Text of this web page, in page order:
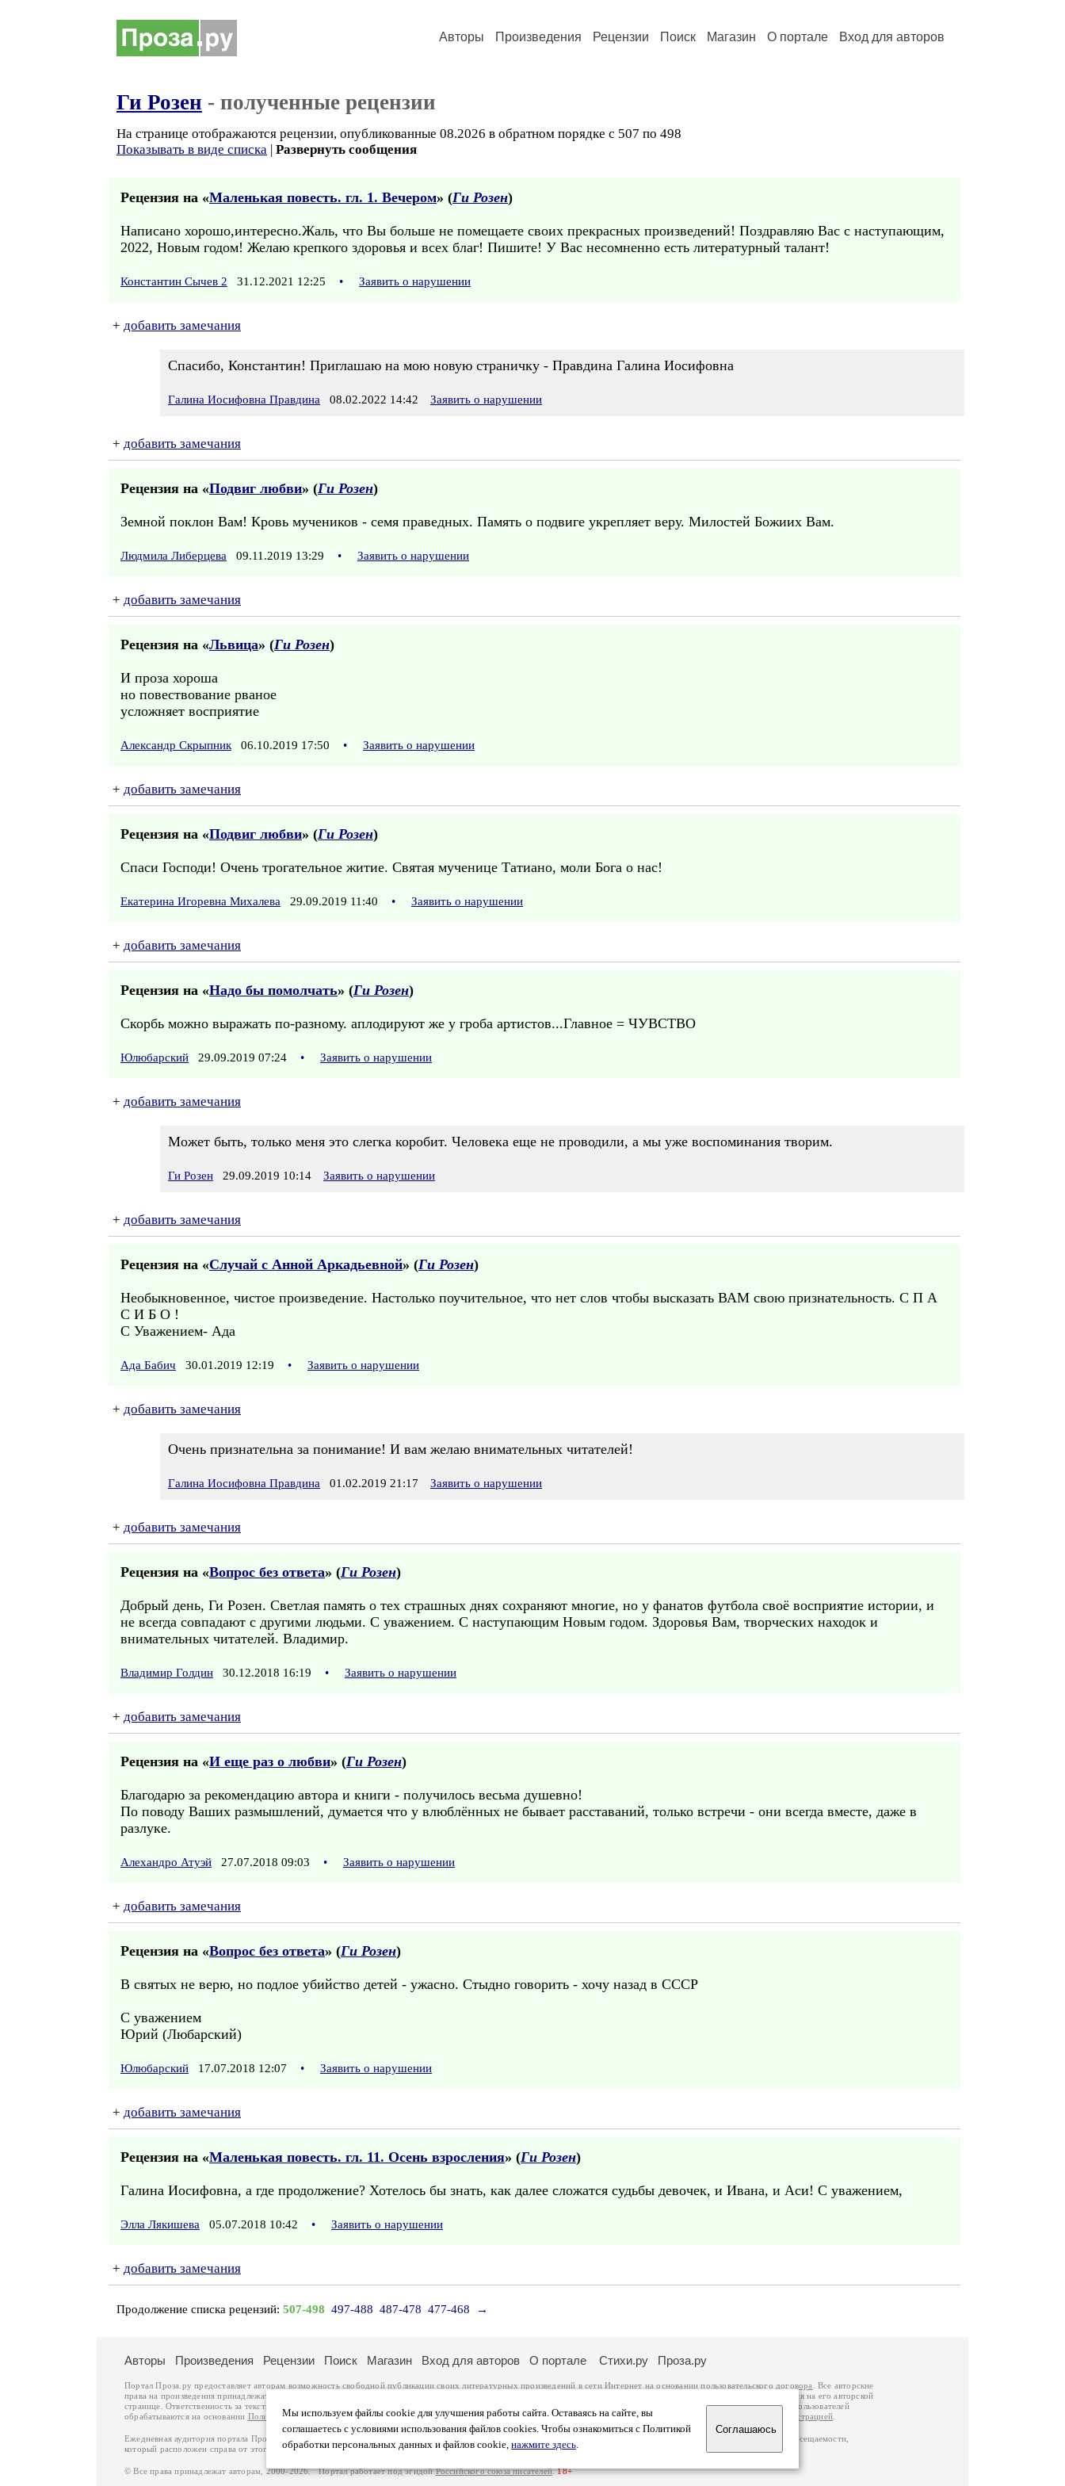
Авторы Произведения Рецензии Поиск Магазин О портале Вход для авторов
Ги Розен - полученные рецензии
На странице отображаются рецензии, опубликованные 08.2026 в обратном порядке с 507 по 498
Показывать в виде списка | Развернуть сообщения
Рецензия на «Маленькая повесть. гл. 1. Вечером» (Ги Розен)
Написано хорошо,интересно.Жаль, что Вы больше не помещаете своих прекрасных произведений! Поздравляю Вас с наступающим,
2022, Новым годом! Желаю крепкого здоровья и всех благ! Пишите! У Вас несомненно есть литературный талант!
Константин Сычев 2 31.12.2021 12:25 • Заявить о нарушении
+ добавить замечания
Спасибо, Константин! Приглашаю на мою новую страничку - Правдина Галина Иосифовна
Галина Иосифовна Правдина 08.02.2022 14:42 Заявить о нарушении
+ добавить замечания
Рецензия на «Подвиг любви» (Ги Розен)
Земной поклон Вам! Кровь мучеников - семя праведных. Память о подвиге укрепляет веру. Милостей Божиих Вам.
Людмила Либерцева 09.11.2019 13:29 • Заявить о нарушении
+ добавить замечания
Рецензия на «Львица» (Ги Розен)
И проза хороша
но повествование рваное
усложняет восприятие
Александр Скрыпник 06.10.2019 17:50 • Заявить о нарушении
+ добавить замечания
Рецензия на «Подвиг любви» (Ги Розен)
Спаси Господи! Очень трогательное житие. Святая мученице Татиано, моли Бога о нас!
Екатерина Игоревна Михалева 29.09.2019 11:40 • Заявить о нарушении
+ добавить замечания
Рецензия на «Надо бы помолчать» (Ги Розен)
Скорбь можно выражать по-разному. аплодируют же у гроба артистов...Главное = ЧУВСТВО
Юлюбарский 29.09.2019 07:24 • Заявить о нарушении
+ добавить замечания
Может быть, только меня это слегка коробит. Человека еще не проводили, а мы уже воспоминания творим.
Ги Розен 29.09.2019 10:14 Заявить о нарушении
+ добавить замечания
Рецензия на «Случай с Анной Аркадьевной» (Ги Розен)
Необыкновенное, чистое произведение. Настолько поучительное, что нет слов чтобы высказать ВАМ свою признательность. С П А
С И Б О !
С Уважением- Ада
Ада Бабич 30.01.2019 12:19 • Заявить о нарушении
+ добавить замечания
Очень признательна за понимание! И вам желаю внимательных читателей!
Галина Иосифовна Правдина 01.02.2019 21:17 Заявить о нарушении
+ добавить замечания
Рецензия на «Вопрос без ответа» (Ги Розен)
Добрый день, Ги Розен. Светлая память о тех страшных днях сохраняют многие, но у фанатов футбола своё восприятие истории, и
не всегда совпадают с другими людьми. С уважением. С наступающим Новым годом. Здоровья Вам, творческих находок и
внимательных читателей. Владимир.
Владимир Голдин 30.12.2018 16:19 • Заявить о нарушении
+ добавить замечания
Рецензия на «И еще раз о любви» (Ги Розен)
Благодарю за рекомендацию автора и книги - получилось весьма душевно!
По поводу Ваших размышлений, думается что у влюблённых не бывает расставаний, только встречи - они всегда вместе, даже в
разлуке.
Алехандро Атуэй 27.07.2018 09:03 • Заявить о нарушении
+ добавить замечания
Рецензия на «Вопрос без ответа» (Ги Розен)
В святых не верю, но подлое убийство детей - ужасно. Стыдно говорить - хочу назад в СССР
С уважением
Юрий (Любарский)
Юлюбарский 17.07.2018 12:07 • Заявить о нарушении
+ добавить замечания
Рецензия на «Маленькая повесть. гл. 11. Осень взросления» (Ги Розен)
Галина Иосифовна, а где продолжение? Хотелось бы знать, как далее сложатся судьбы девочек, и Ивана, и Аси! С уважением,
Элла Лякишева 05.07.2018 10:42 • Заявить о нарушении
+ добавить замечания
Продолжение списка рецензий: 507-498 497-488 487-478 477-468 →
Мы используем файлы cookie для улучшения работы сайта. Оставаясь на сайте, вы
соглашаетесь с условиями использования файлов cookies. Чтобы ознакомиться с Политикой
обработки персональных данных и файлов cookie, нажмите здесь.
Соглашаюсь
Авторы Произведения Рецензии Поиск Магазин Вход для авторов О портале Стихи.ру Проза.ру
Портал Проза.ру предоставляет авторам возможность свободной публикации своих литературных произведений в сети Интернет на основаниипользовательского договора
. Все авторские
права на произведения принадлежат авторам и охраняются
. Перепечатка произведений возможна только с согласия его автора, к которому вы можете обратиться на его авторской
странице. Ответственность за тексты произведений авторы несут самостоятельно на основании
законодательства Российской Федерации. Данные пользователей
обрабатываются на основании Политики обработки персональных данных. Вы также можете посмотреть более подробнуюинформацию о портале связаться с администрацией
Ежедневная аудитория портала Проза.ру – порядка 100 тысяч посетителей, которые в общей сумме просматривают более полумиллиона страниц по данным счетчика посещаемости,
который расположен справа от этого текста. В каждой графе указано по две цифры: количество просмотров и количество посетителей.
© Все права принадлежат авторам, 2000-2026. Портал работает под эгидойРоссийского союза писателей.18+